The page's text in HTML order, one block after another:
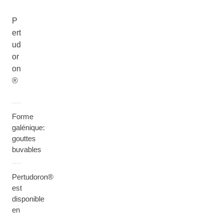
P
ert
ud
or
on
®
Forme
galénique:
gouttes
buvables
Pertudoron®
est
disponible
en